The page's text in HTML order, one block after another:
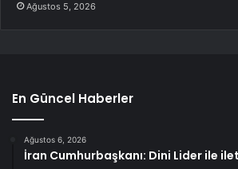
Ağustos 5, 2026
En Güncel Haberler
Ağustos 6, 2026
İran Cumhurbaşkanı: Dini Lider ile